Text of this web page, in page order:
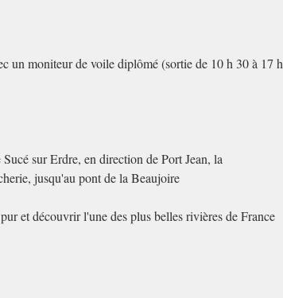
un moniteur de voile diplômé (sortie de 10 h 30 à 17 h
sur Erdre, en direction de Port Jean, la
jusqu'au pont de la Beaujoire
et découvrir l'une des plus belles rivières de France